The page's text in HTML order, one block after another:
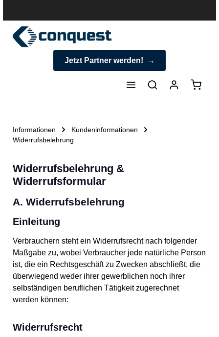
Jetzt Partner werden!
Informationen
Kundeninformationen
Widerrufsbelehrung
Widerrufsbelehrung &
Widerrufsformular
A. Widerrufsbelehrung
Einleitung
Verbrauchern steht ein Widerrufsrecht nach folgender
Maßgabe zu, wobei Verbraucher jede natürliche Person
ist, die ein Rechtsgeschäft zu Zwecken abschließt, die
überwiegend weder ihrer gewerblichen noch ihrer
selbständigen beruflichen Tätigkeit zugerechnet
werden können:
Widerrufsrecht